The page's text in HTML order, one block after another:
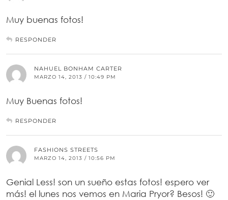
Muy buenas fotos!
RESPONDER
NAHUEL BONHAM CARTER
MARZO 14, 2013 / 10:49 PM
Muy Buenas fotos!
RESPONDER
FASHIONS STREETS
MARZO 14, 2013 / 10:56 PM
Genial Less! son un sueño estas fotos! espero ver
más! el lunes nos vemos en Maria Pryor? Besos! 🙂